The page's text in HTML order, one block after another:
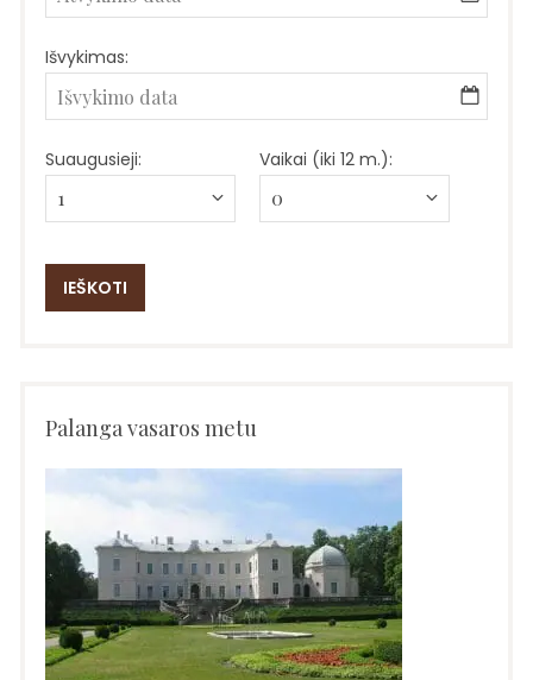
Išvykimas:
Suaugusieji: Vaikai (iki 12 m.):
Palanga vasaros metu